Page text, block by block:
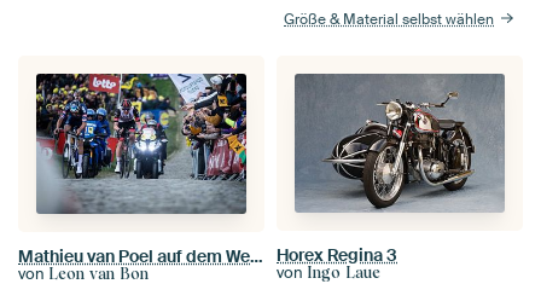
Größe & Material selbst wählen
Mathieu van Poel auf dem Weg zum Sieg bei der Flandern-Rundfahrt
von Leon van Bon
Horex Regina 3
von Ingo Laue